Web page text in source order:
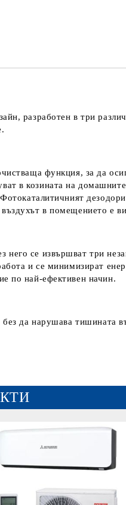
разработен в три
функция, за да
в козината на
в помещението е
се извършват три
и се минимизират
по най-ефективен начин.
да нарушава тишината